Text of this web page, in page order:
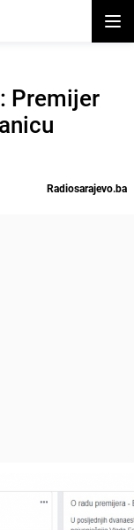
Premijer
Radiosarajevo.ba